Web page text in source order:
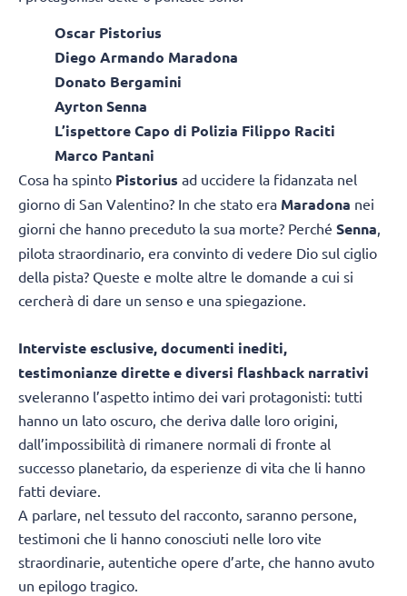
Oscar Pistorius
Diego Armando Maradona
Donato Bergamini
Ayrton Senna
L’ispettore Capo di Polizia Filippo Raciti
Marco Pantani
Cosa ha spinto Pistorius ad uccidere la fidanzata nel
giorno di San Valentino? In che stato era Maradona nei
giorni che hanno preceduto la sua morte? Perché Senna,
pilota straordinario, era convinto di vedere Dio sul ciglio
della pista? Queste e molte altre le domande a cui si
cercherà di dare un senso e una spiegazione.
Interviste esclusive, documenti inediti,
testimonianze dirette e diversi flashback narrativi
sveleranno l’aspetto intimo dei vari protagonisti: tutti
hanno un lato oscuro, che deriva dalle loro origini,
dall’impossibilità di rimanere normali di fronte al
successo planetario, da esperienze di vita che li hanno
fatti deviare.
A parlare, nel tessuto del racconto, saranno persone,
testimoni che li hanno conosciuti nelle loro vite
straordinarie, autentiche opere d’arte, che hanno avuto
un epilogo tragico.